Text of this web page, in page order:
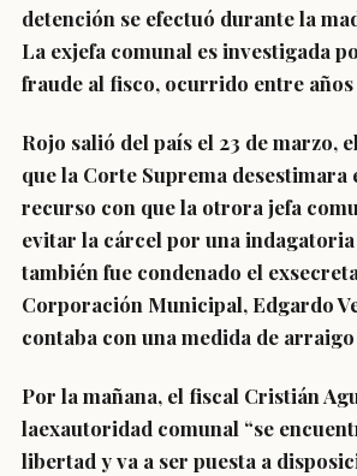
detención se efectuó durante la
La exjefa comunal es investigada
fraude al fisco, ocurrido entre años
Rojo salió del país el 23 de marzo,
que la Corte Suprema desestimara
recurso con que la otrora jefa
evitar la cárcel por una indagatoria
también fue condenado el
Corporación Municipal, Edgardo
contaba con una medida de
Por la mañana, el fiscal Cristián
laexautoridad comunal “se
libertad y va a ser puesta a